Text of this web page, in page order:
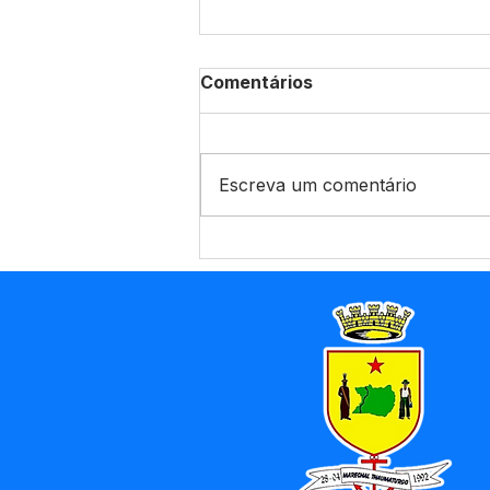
cidadania e cuidado à
comunidade Pau Brasil
Comentários
Escreva um comentário